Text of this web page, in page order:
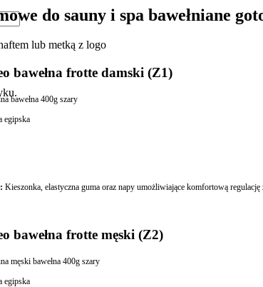
do sauny i spa bawełniane
lub metką z logo
bawełna frotte damski (Z1)
egipska
Kieszonka, elastyczna guma oraz napy umożliwiające komfortową regulację
bawełna frotte męski (Z2)
egipska